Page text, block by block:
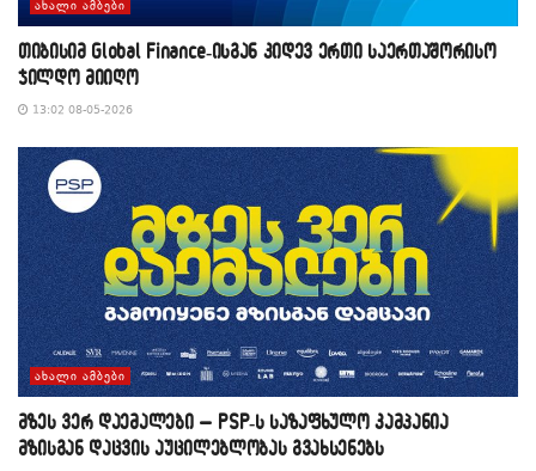
ᲐᲮᲐᲚᲘ ᲐᲛᲑᲔᲑᲘ
თიბისიმ Global Finance-ისგან კიდევ ერთი საერთაშორისო
ჯილდო მიიღო
13:02 08-05-2026
ᲐᲮᲐᲚᲘ ᲐᲛᲑᲔᲑᲘ
მზეს ვერ დაემალები – PSP-ს საზაფხულო კამპანია
მზისგან დაცვის აუცილებლობას გვახსენებს